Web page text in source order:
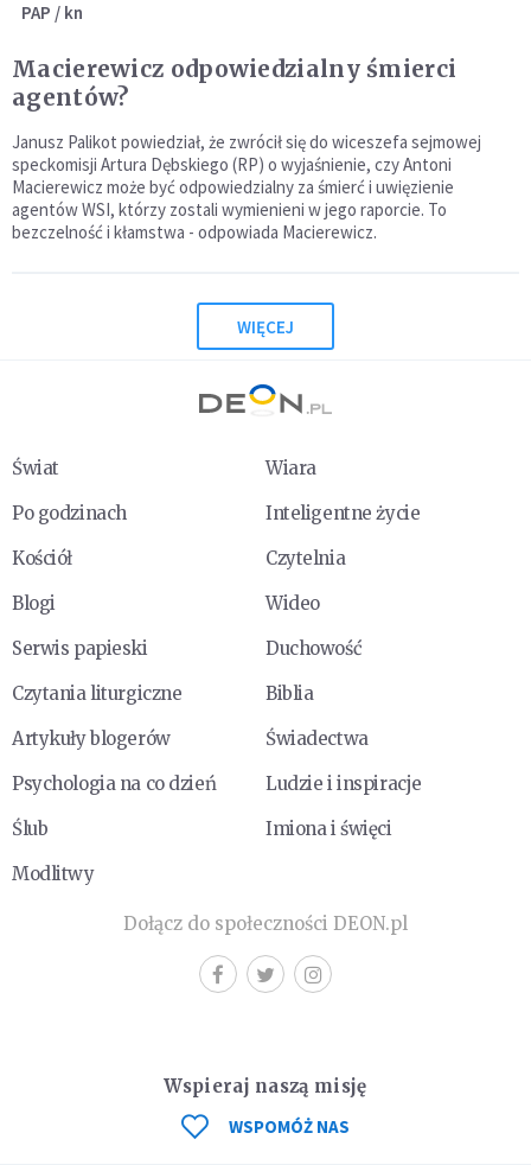
PAP / kn
Macierewicz odpowiedzialny śmierci
agentów?
Janusz Palikot powiedział, że zwrócił się do wiceszefa sejmowej
speckomisji Artura Dębskiego (RP) o wyjaśnienie, czy Antoni
Macierewicz może być odpowiedzialny za śmierć i uwięzienie
agentów WSI, którzy zostali wymienieni w jego raporcie. To
bezczelność i kłamstwa - odpowiada Macierewicz.
WIĘCEJ
Świat
Wiara
Po godzinach
Inteligentne życie
Kościół
Czytelnia
Blogi
Wideo
Serwis papieski
Duchowość
Czytania liturgiczne
Biblia
Artykuły blogerów
Świadectwa
Psychologia na co dzień
Ludzie i inspiracje
Ślub
Imiona i święci
Modlitwy
Dołącz do społeczności DEON.pl
Wspieraj naszą misję
WSPOMÓŻ NAS